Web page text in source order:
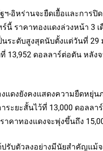
ฯ-อิหร่านจะยืดเยื้อและการ
ราคาทองแดงล่วงหน้า 3 เ
ระดับสูงสุดนับตั้งแต่วันที่
13,952 ดอลลาร์ต่อตัน หลัง
แดงยังคงแสดงความยืดหยุ่
ระยะสั้นไว้ที่ 13,000 ดอล
คาทองแดงจะพุ่งขึ้นถึง
ปรับตัวลงอย่างมีนัยสำคัญแ